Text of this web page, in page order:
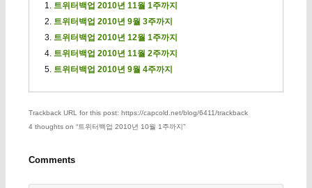
트위터백업 2010년 11월 1주까지
트위터백업 2010년 9월 3주까지
트위터백업 2010년 12월 1주까지
트위터백업 2010년 11월 2주까지
트위터백업 2010년 9월 4주까지
Trackback URL for this post: https://capcold.net/blog/6411/trackback
4 thoughts on “트위터백업 2010년 10월 1주까지”
Comments